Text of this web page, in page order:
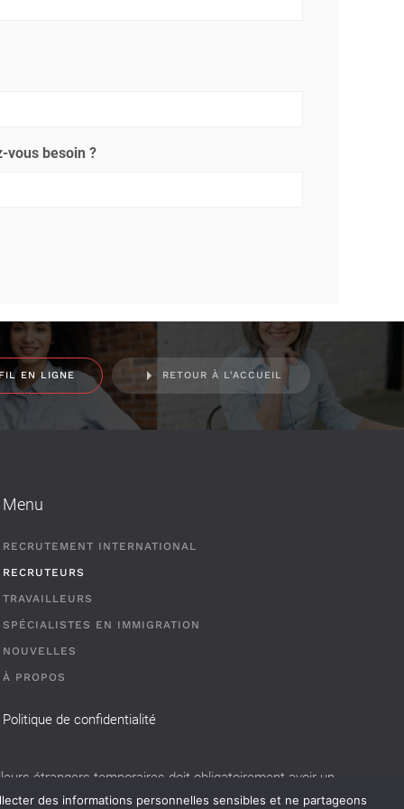
vous besoin ?
EN LIGNE RETOUR À L'ACCUEIL
Menu
RECRUTEMENT INTERNATIONAL
RECRUTEURS
TRAVAILLEURS
SPÉCIALISTES EN IMMIGRATION
NOUVELLES
À PROPOS
Politique de confidentialité
étrangers temporaires doit obligatoirement avoir un
des informations personnelles sensibles et ne partageons